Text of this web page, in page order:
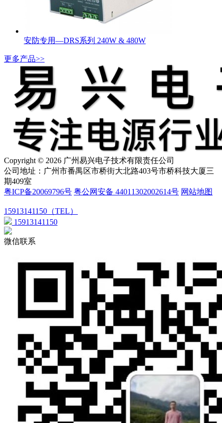
安防专用—DRS系列 240W & 480W
更多产品>>
Copyright © 2026 广州易兴电子技术有限责任公司
公司地址：广州市番禺区市桥街大北路403号市桥科技大厦三
期409室
粤ICP备20069796号 粤公网安备 44011302002614号 网站地图
15913141150（TEL）
15913141150
微信联系